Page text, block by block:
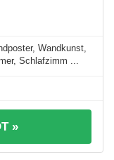
Wandkunst,
Schlafzimm ...
»